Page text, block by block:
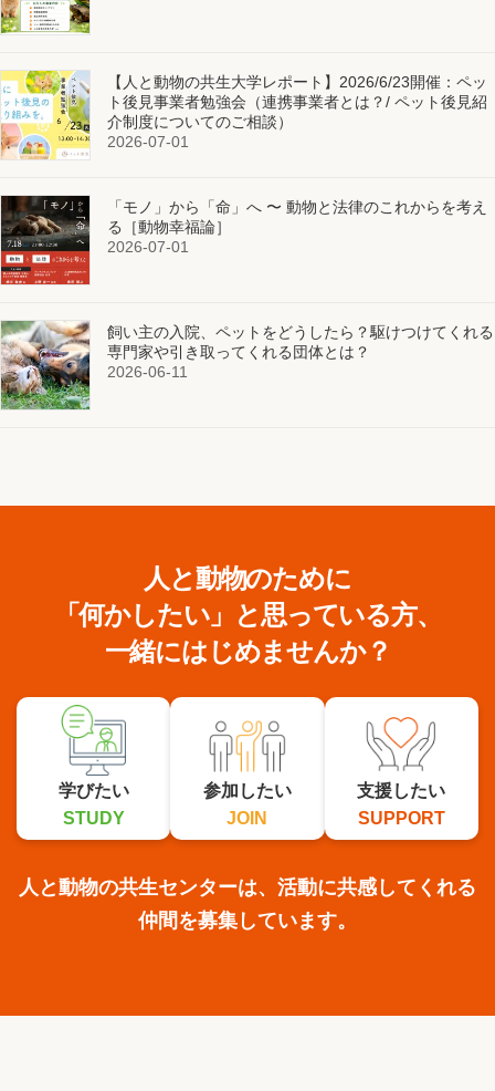
【人と動物の共生大学レポート】2026/6/23開催：ペッ
ト後見事業者勉強会（連携事業者とは？/ ペット後見紹
介制度についてのご相談）
2026-07-01
「モノ」から「命」へ 〜 動物と法律のこれからを考え
る［動物幸福論］
2026-07-01
飼い主の入院、ペットをどうしたら？駆けつけてくれる
専門家や引き取ってくれる団体とは？
2026-06-11
人と動物のために
「何かしたい」と思っている方、
一緒にはじめませんか？
学びたい
STUDY
参加したい
JOIN
支援したい
SUPPORT
人と動物の共生センターは、活動に共感してくれる
仲間を募集しています。